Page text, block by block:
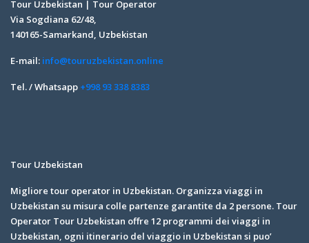
Tour Uzbekistan | Tour Operator
Via Sogdiana 62/48,
140165-Samarkand, Uzbekistan
E-mail: info@touruzbekistan.online
Tel. / Whatsapp +998 93 338 8383
Tour Uzbekistan
Migliore tour operator in Uzbekistan. Organizza viaggi in
Uzbekistan su misura colle partenze garantite da 2 persone. Tour
Operator Tour Uzbekistan offre 12 programmi dei viaggi in
Uzbekistan, ogni itinerario del viaggio in Uzbekistan si puo’